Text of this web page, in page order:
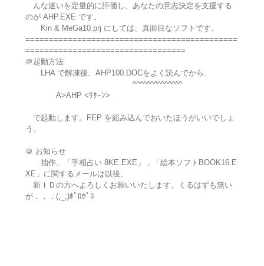
んな迷いを定量的に評価し、あなたの意志決定を支援する
のが AHP.EXE です。
Kin & MeGa10.prj にしては、真面目なソフトです。
=============================================
==================================
＠起動方法
LHA で解凍後、AHP100.DOCをよく読んでから、
^^^^^^^^^^^^^^
A>AHP <ﾘﾀｰﾝ>
で起動します。FEP を組み込んでおいたほうがいいでしょ
う。
＠ お知らせ
拙作、「手相占い 8KE.EXE」，「絵本ソフトBOOK16.E
XE」に関するメールは以後、
新ＩＤの方へよろしくお願いいたします。くるはずも無い
が．．．(;_;)ﾎﾟﾛﾎﾟﾛ